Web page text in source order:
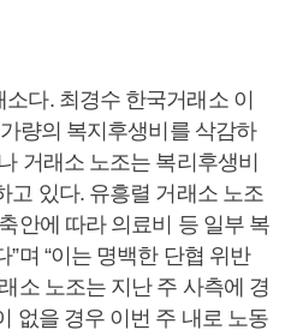
다. 최경수 한국거래소 이
량의 복지후생비를 삭감하
거래소 노조는 복리후생비
고 있다. 유흥렬 거래소 노조
안에 따라 의료비 등 일부 복
며 “이는 명백한 단협 위반
소 노조는 지난 주 사측에 경
없을 경우 이번 주 내로 노동